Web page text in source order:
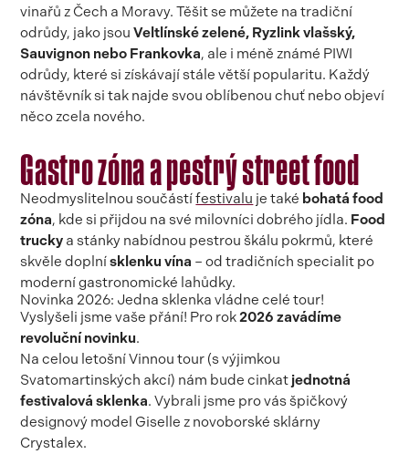
vinařů z Čech a Moravy. Těšit se můžete na tradiční
odrůdy, jako jsouVeltlínské zelené, Ryzlink vlašský,
Sauvignon nebo Frankovka, ale i méně známé PIWI
odrůdy, které si získávají stále větší popularitu. Každý
návštěvník si tak najde svou oblíbenou chuť nebo objeví
něco zcela nového.
Gastro zóna a pestrý street food
Neodmyslitelnou součástífestivalu je také bohatá food
zóna, kde si přijdou na své milovníci dobrého jídla. Food
trucky a stánky nabídnou pestrou škálu pokrmů, které
skvěle doplnísklenku vína – od tradičních specialit po
moderní gastronomické lahůdky.
Novinka 2026: Jedna sklenka vládne celé tour!
Vyslyšeli jsme vaše přání! Pro rok2026 zavádíme
revoluční novinku.
Na celou letošní Vinnou tour (s výjimkou
Svatomartinských akcí) nám bude cinkat jednotná
festivalová sklenka. Vybrali jsme pro vás špičkový
designový model Giselle z novoborské sklárny
Crystalex.